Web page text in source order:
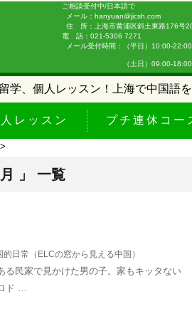
ご相談受付中/日本語で
メール：hanyuan@jicsh.com
住 所：上海市黄浦区斜土東路176号
電 話：021-5306 7271
メール受付時間：（平日）10:00-22:00
（土日）09:00-18:00
学、個人レッスン！上海で中国語を
レッスン プチ連休コー
>
」 一覧
的日常（ELCの窓から見える中国）
る民家で見かけた男の子。家もキッタない
ド …